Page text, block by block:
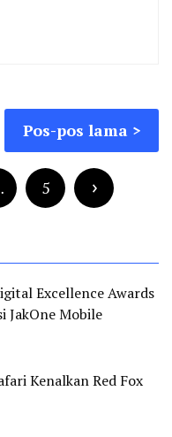
Pos-pos lama
5
Excellence Awards
JakOne Mobile
Kenalkan Red Fox